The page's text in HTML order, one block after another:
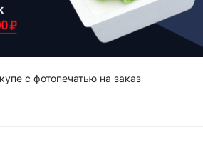
с фотопечатью на заказ